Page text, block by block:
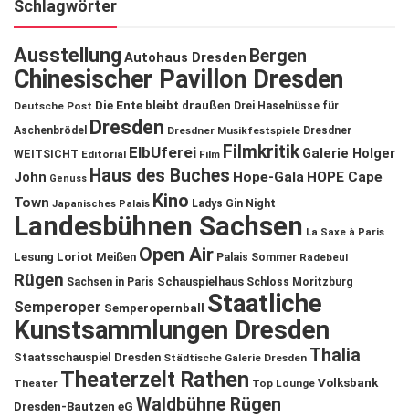
Schlagwörter
Ausstellung Autohaus Dresden Bergen
Chinesischer Pavillon Dresden
Deutsche Post Die Ente bleibt draußen Drei Haselnüsse für
Aschenbrödel
Dresden Dresdner Musikfestspiele Dresdner
WEITSICHT Editorial ElbUferei Film Filmkritik Galerie Holger
John Genuss Haus des Buches Hope-Gala HOPE Cape
Town Japanisches Palais Kino Ladys Gin Night
Landesbühnen Sachsen La Saxe à Paris
Lesung Loriot Meißen Open Air Palais Sommer Radebeul
Rügen Sachsen in Paris Schauspielhaus Schloss Moritzburg
Semperoper Semperopernball
Staatliche
Kunstsammlungen Dresden
Staatsschauspiel Dresden Städtische Galerie Dresden Thalia
Theater Theaterzelt Rathen Top Lounge Volksbank
Dresden-Bautzen eG Waldbühne Rügen